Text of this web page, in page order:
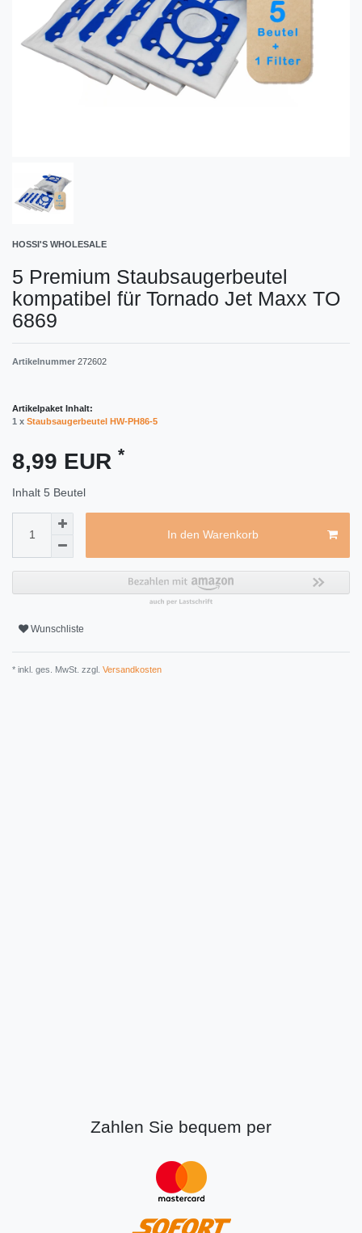
HOSSI'S WHOLESALE
5 Premium Staubsaugerbeutel
kompatibel für Tornado Jet Maxx TO
6869
Artikelnummer 272602
Artikelpaket Inhalt:
1 x Staubsaugerbeutel HW-PH86-5
8,99 EUR *
Inhalt 5 Beutel
In den Warenkorb
Wunschliste
* inkl. ges. MwSt. zzgl. Versandkosten
Zahlen Sie bequem per